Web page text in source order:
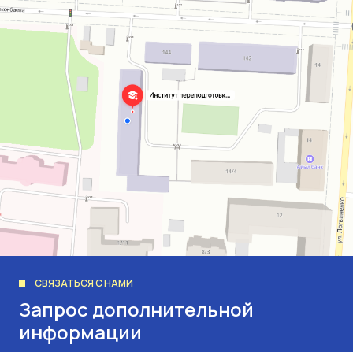
СВЯЗАТЬСЯ С НАМИ
Запрос дополнительной
информации